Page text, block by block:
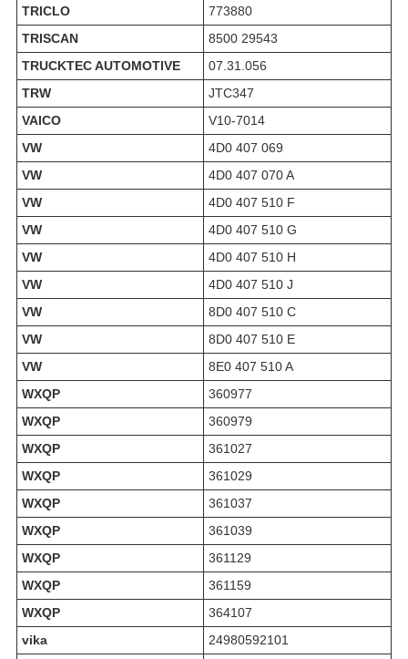
TRICLO
773880
TRISCAN
8500 29543
TRUCKTEC AUTOMOTIVE
07.31.056
TRW
JTC347
VAICO
V10-7014
VW
4D0 407 069
VW
4D0 407 070 A
VW
4D0 407 510 F
VW
4D0 407 510 G
VW
4D0 407 510 H
VW
4D0 407 510 J
VW
8D0 407 510 C
VW
8D0 407 510 E
VW
8E0 407 510 A
WXQP
360977
WXQP
360979
WXQP
361027
WXQP
361029
WXQP
361037
WXQP
361039
WXQP
361129
WXQP
361159
WXQP
364107
vika
24980592101